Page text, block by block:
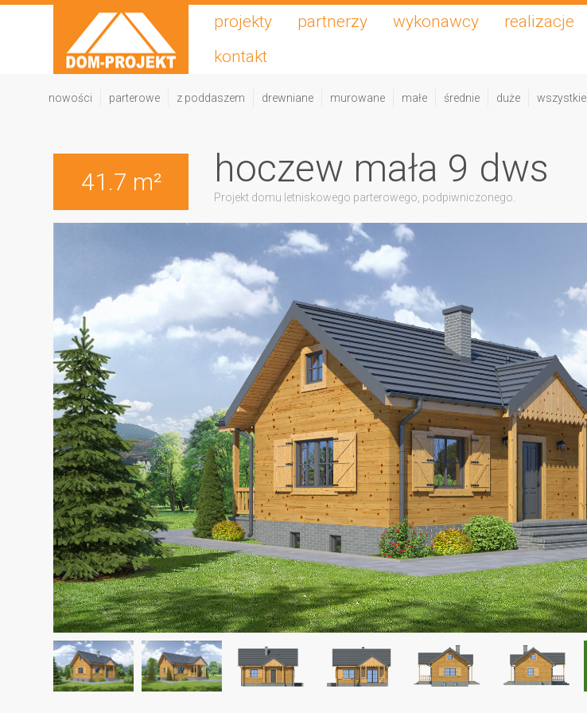
projekty partnerzy wykonawcy realizacje
kontakt
nowości parterowe z poddaszem drewniane murowane małe średnie duże wszystkie
41.7 m² hoczew mała 9 dws
Projekt domu letniskowego parterowego, podpiwniczonego.